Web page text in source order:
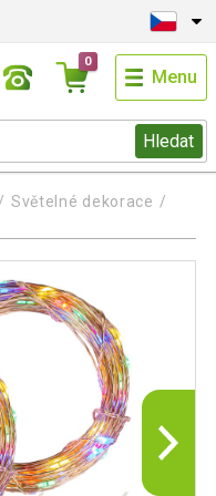
Hledat
0
Menu
Světelné dekorace